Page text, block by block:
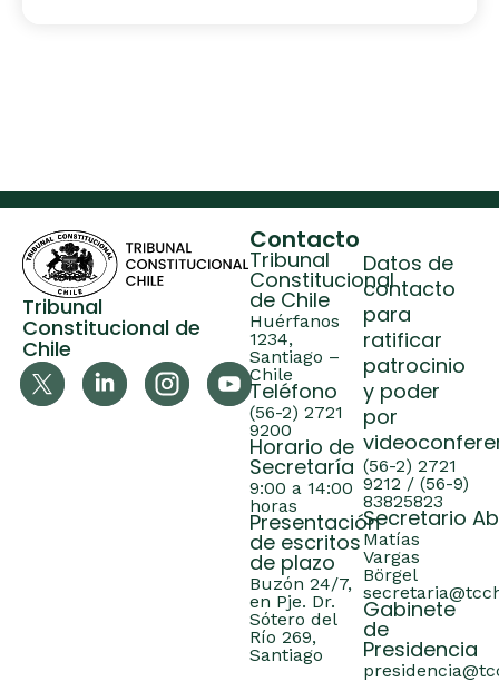
Tribunal
Constitucional de
Chile
Contacto
Tribunal
Constitucional
de Chile
Huérfanos
1234,
Santiago –
Chile
Teléfono
(56-2) 2721
9200
Horario de
Secretaría
9:00 a 14:00
horas
Presentación
de escritos
de plazo
Buzón 24/7,
en Pje. Dr.
Sótero del
Río 269,
Santiago
Datos de
contacto
para
ratificar
patrocinio
y poder
por
(56-2) 2721
9212 / (56-9)
83825823
Secretario
Matías
Vargas
Börgel
Gabinete
de
Presidencia